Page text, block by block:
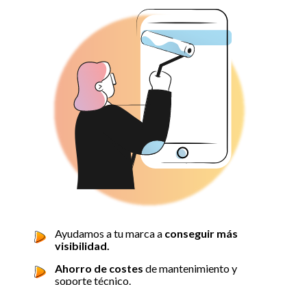
Ayudamos a tu marca a conseguir más
visibilidad.
Ahorro de costes de mantenimiento y
soporte técnico.